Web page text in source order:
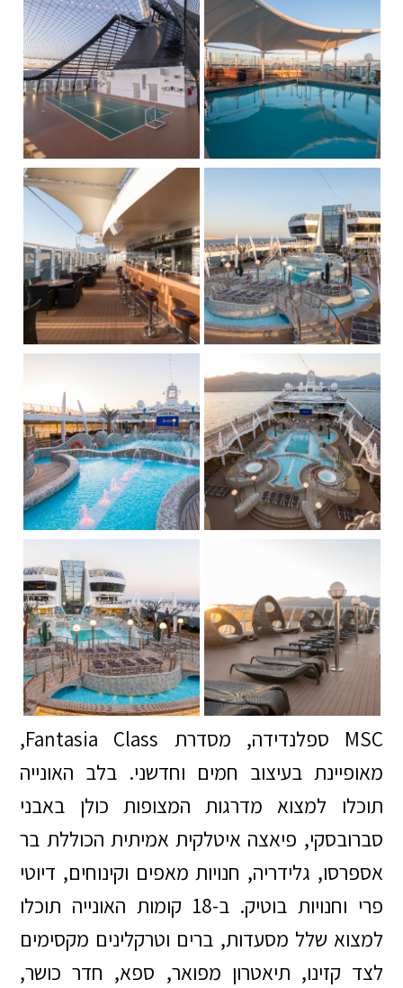
MSC ספלנדידה, מסדרת Fantasia Class,
מאופיינת בעיצוב חמים וחדשני. בלב האונייה
תוכלו למצוא מדרגות המצופות כולן באבני
סברובסקי, פיאצה איטלקית אמיתית הכוללת בר
אספרסו, גלידריה, חנויות מאפים וקינוחים, דיוטי
פרי וחנויות בוטיק. ב-18 קומות האונייה תוכלו
למצוא שלל מסעדות, ברים וטרקלינים מקסימים
לצד קזינו, תיאטרון מפואר, ספא, חדר כושר,